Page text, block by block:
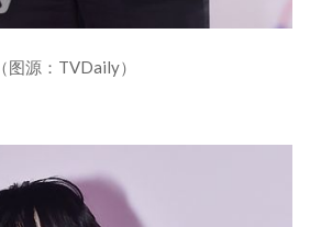
（图源：TVDaily）